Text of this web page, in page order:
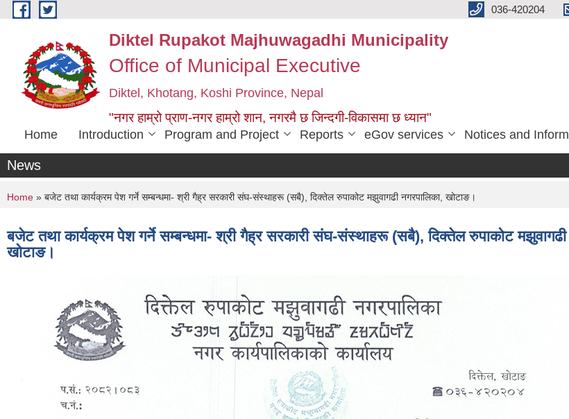
Skip to main content 036-420204
Diktel Rupakot Majhuwagadhi Municipality
Office of Municipal Executive
Diktel, Khotang, Koshi Province, Nepal
"नगर हाम्रो प्राण-नगर हाम्रो शान, नगरमै छ जिन्दगी-विकासमा छ ध्यान"
Home Introduction Program and Project Reports eGov services Notices and
News
You are here
Home » बजेट तथा कार्यक्रम पेश गर्ने सम्बन्धमा- श्री गैह्र सरकारी संघ-संस्थाहरू (सबै), दिक्तेल रुपाकोट मझुवागढी नगरपालिका, खोटाङ।
बजेट तथा कार्यक्रम पेश गर्ने सम्बन्धमा- श्री गैह्र सरकारी संघ-संस्थाहरू (सबै), दिक्तेल रुपाकोट मझुवागढी
खोटाङ।